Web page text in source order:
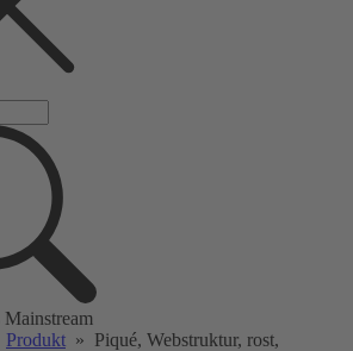
Mainstream
Produkt » Piqué, Webstruktur, rost,